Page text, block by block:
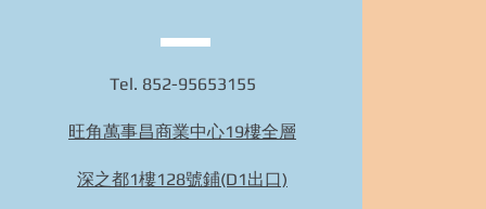
Bidhongkong.com 台灣代購《nuhi》台灣nuhi時
裝,外套,配飾代購-台灣網站代購(香港)
Tel. 852-95653155
旺角萬事昌商業中心19樓全層
深之都1樓128號鋪(D1出口)